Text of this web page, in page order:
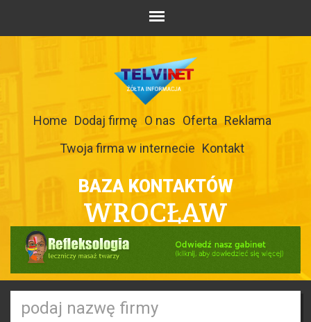
Home Dodaj firmę O nas Oferta Reklama
Twoja firma w internecie Kontakt
BAZA KONTAKTÓW
WROCŁAW